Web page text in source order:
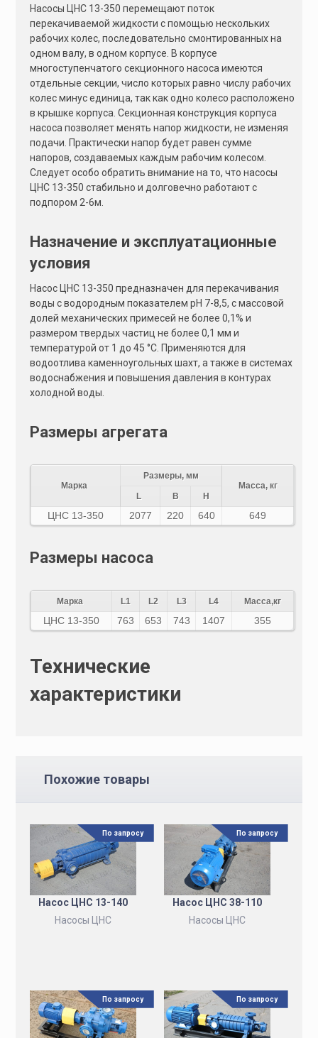
Насосы ЦНС 13-350 перемещают поток
перекачиваемой жидкости с помощью нескольких
рабочих колес, последовательно смонтированных на
одном валу, в одном корпусе. В корпусе
многоступенчатого секционного насоса имеются
отдельные секции, число которых равно числу рабочих
колес минус единица, так как одно колесо расположено
в крышке корпуса. Секционная конструкция корпуса
насоса позволяет менять напор жидкости, не изменяя
подачи. Практически напор будет равен сумме
напоров, создаваемых каждым рабочим колесом.
Следует особо обратить внимание на то, что насосы
ЦНС 13-350 стабильно и долговечно работают с
подпором 2-6м.
Назначение и эксплуатационные
условия
Насос ЦНС 13-350 предназначен для перекачивания
воды с водородным показателем pH 7-8,5, с массовой
долей механических примесей не более 0,1% и
размером твердых частиц не более 0,1 мм и
температурой от 1 до 45 °C. Применяются для
водоотлива каменноугольных шахт, а также в системах
водоснабжения и повышения давления в контурах
холодной воды.
Размеры агрегата
Марка
Размеры, мм
Масса, кг
L
B H
ЦНС 13-350 2077 220 640 649
Размеры насоса
Марка L1 L2 L3 L4 Масса,кг
ЦНС 13-350 763 653 743 1407 355
Технические
характеристики
Похожие товары
Насос ЦНС 13-140
Насосы ЦНС
По запросу
Насос ЦНС 38-110
Насосы ЦНС
По запросу
По запросу По запросу